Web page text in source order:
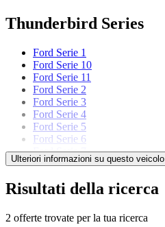
Thunderbird Series
Ford Serie 1
Ford Serie 10
Ford Serie 11
Ford Serie 2
Ford Serie 3
Ford Serie 4
Ford Serie 5
Ford Serie 6
Ford Serie 7
Ford Serie 8
Ulteriori informazioni su questo veicolo
Risultati della ricerca
2 offerte trovate per la tua ricerca